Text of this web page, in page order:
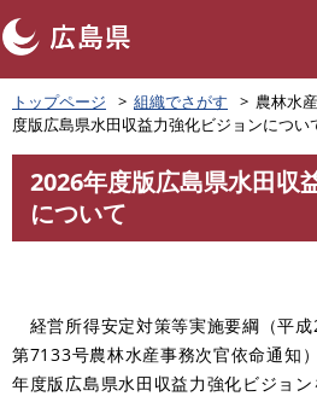
ペ
ー
ジ
の
で
トップページ 組織でさがす 農林水
度版広島県水田収益力強化ビジョンについ
2026年度版広島県水田収
について
経営所得安定対策等実施要綱（平
第7133号農林水産事務次官依命通知
年度版広島県水田収益力強化ビジョン